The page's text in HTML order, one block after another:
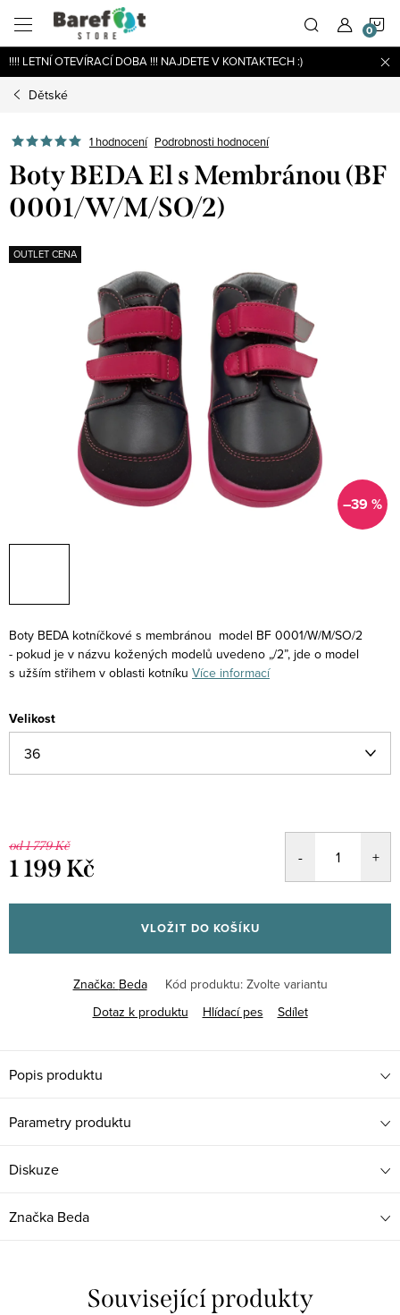
obsah
!!!! LETNÍ OTEVÍRACÍ DOBA !!! NAJDETE V KONTAKTECH :)
Dětské
1 hodnocení Podrobnosti hodnocení
Boty BEDA El s Membránou (BF
0001/W/M/SO/2)
OUTLET CENA
–39 %
Boty BEDA kotníčkové s membránou model BF 0001/W/M/SO/2
- pokud je v názvu kožených modelů uvedeno „/2”, jde o model
s užším střihem v oblasti kotníku Více informací
Velikost
od 1 779 Kč
1 199 Kč
cena:
VLOŽIT DO KOŠÍKU
Značka: Beda Kód produktu: Zvolte variantu
Dotaz k produktu
Hlídací pes Sdílet
Popis produktu
Parametry produktu
Diskuze
Značka Beda
Související produkty